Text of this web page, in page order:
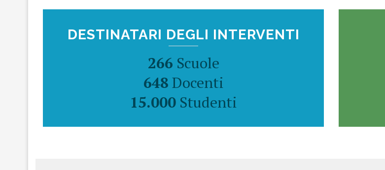
DESTINATARI DEGLI INTERVENTI
266 Scuole
648 Docenti
15.000 Studenti